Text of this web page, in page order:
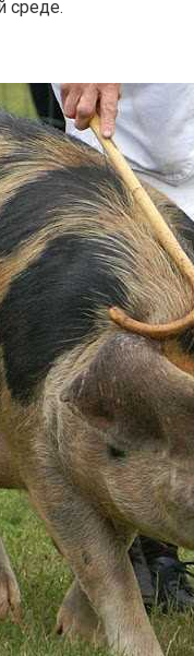
среде.